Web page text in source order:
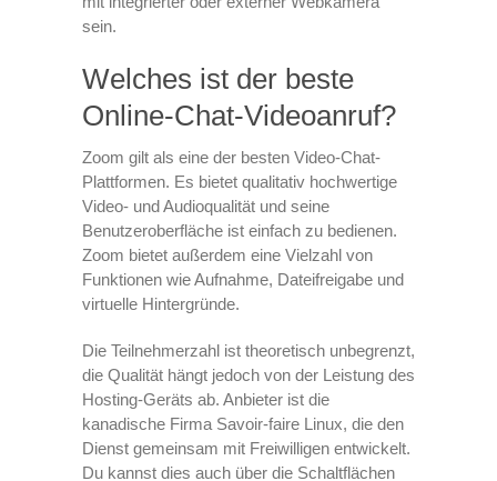
sein.
Welches ist der beste
Online-Chat-Videoanruf?
Zoom gilt als eine der besten Video-Chat-
Plattformen. Es bietet qualitativ hochwertige
Video- und Audioqualität und seine
Benutzeroberfläche ist einfach zu bedienen.
Zoom bietet außerdem eine Vielzahl von
Funktionen wie Aufnahme, Dateifreigabe und
virtuelle Hintergründe.
Die Teilnehmerzahl ist theoretisch unbegrenzt,
die Qualität hängt jedoch von der Leistung des
Hosting-Geräts ab. Anbieter ist die
kanadische Firma Savoir-faire Linux, die den
Dienst gemeinsam mit Freiwilligen entwickelt.
Du kannst dies auch über die Schaltflächen